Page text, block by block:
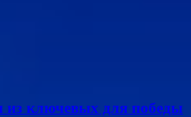
из ключевых для победы